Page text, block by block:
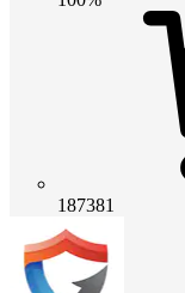
187381